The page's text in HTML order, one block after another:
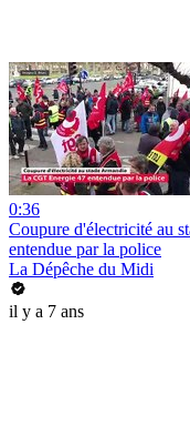
0:36
Coupure d'électricité au
entendue par la police
La Dépêche du Midi
il y a 7 ans